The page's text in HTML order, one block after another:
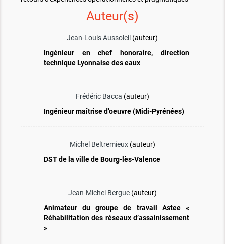
Auteur(s)
Jean-Louis Aussoleil (auteur)
Ingénieur en chef honoraire, direction
technique Lyonnaise des eaux
Frédéric Bacca (auteur)
Ingénieur maîtrise d’oeuvre (Midi-Pyrénées)
Michel Beltremieux(auteur)
DST de la ville de Bourg-lès-Valence
Jean-Michel Bergue(auteur)
Animateur du groupe de travail Astee «
Réhabilitation des réseaux d’assainissement
»